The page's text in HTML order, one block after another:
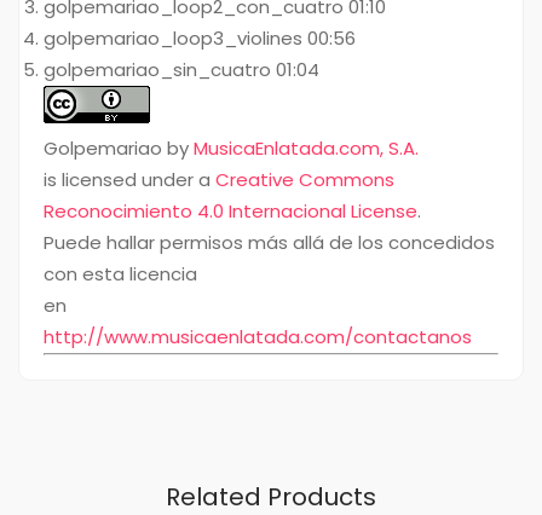
golpemariao_loop2_con_cuatro 01:10
golpemariao_loop3_violines 00:56
golpemariao_sin_cuatro 01:04
Golpemariao byMusicaEnlatada.com, S.A.
is licensed under a Creative Commons
Reconocimiento 4.0 Internacional License.
Puede hallar permisos más allá de los concedidos
con esta licencia
en
http://www.musicaenlatada.com/contactanos
Related Products